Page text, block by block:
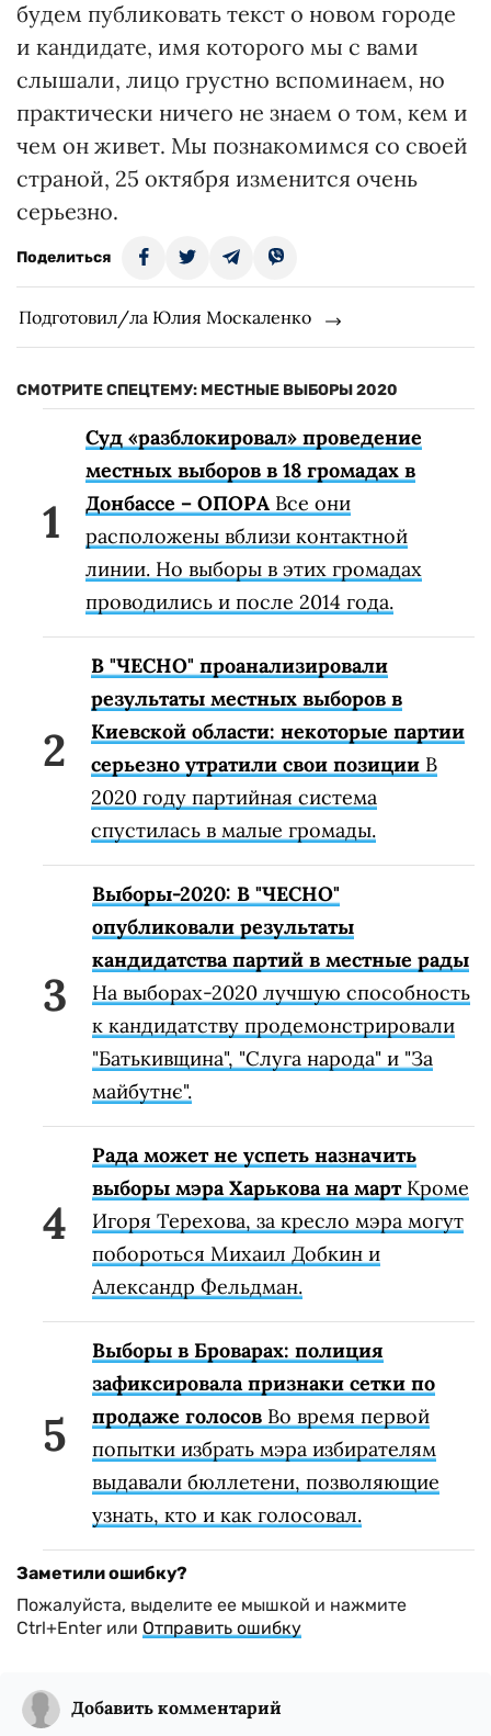
будем публиковать текст о новом городе
и кандидате, имя которого мы с вами
слышали, лицо грустно вспоминаем, но
практически ничего не знаем о том, кем и
чем он живет. Мы познакомимся со своей
страной, 25 октября изменится очень
серьезно.
Поделиться
Подготовил/ла Юлия Москаленко
СМОТРИТЕ СПЕЦТЕМУ: МЕСТНЫЕ ВЫБОРЫ 2020
Суд «разблокировал» проведение
местных выборов в 18 громадах в
Донбассе – ОПОРА Все они
расположены вблизи контактной
линии. Но выборы в этих громадах
проводились и после 2014 года.
В "ЧЕСНО" проанализировали
результаты местных выборов в
Киевской области: некоторые партии
серьезно утратили свои позиции В
2020 году партийная система
спустилась в малые громады.
Выборы-2020: В "ЧЕСНО"
опубликовали результаты
кандидатства партий в местные рады
На выборах-2020 лучшую способность
к кандидатству продемонстрировали
"Батькивщина", "Слуга народа" и "За
майбутнє".
Рада может не успеть назначить
выборы мэра Харькова на мартКроме
Игоря Терехова, за кресло мэра могут
побороться Михаил Добкин и
Александр Фельдман.
Выборы в Броварах: полиция
зафиксировала признаки сетки по
продаже голосов Во время первой
попытки избрать мэра избирателям
выдавали бюллетени, позволяющие
узнать, кто и как голосовал.
Заметили ошибку?
Пожалуйста, выделите ее мышкой и нажмите
Ctrl+Enter или Отправить ошибку
Добавить комментарий